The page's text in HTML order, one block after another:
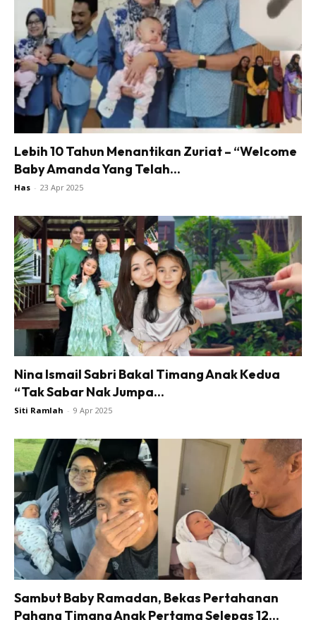
Lebih 10 Tahun Menantikan Zuriat – “Welcome
Baby Amanda Yang Telah...
Has - 23 Apr 2025
Nina Ismail Sabri Bakal Timang Anak Kedua
“Tak Sabar Nak Jumpa...
Siti Ramlah - 9 Apr 2025
Sambut Baby Ramadan, Bekas Pertahanan
Pahang Timang Anak Pertama Selepas 12...